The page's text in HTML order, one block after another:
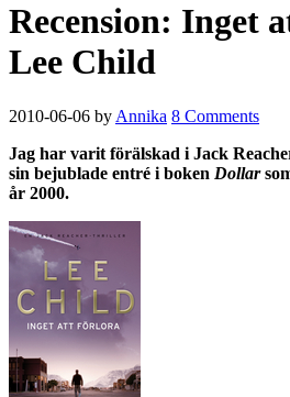
Recension: Inget
Lee Child
2010-06-06 by Annika 8 Comments
Jag har varit förälskad i Jack
sin bejublade entré i boken Dollar
år 2000.